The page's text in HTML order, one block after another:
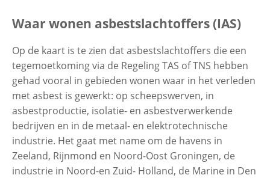
Zoeken
Home
Waar wonen asbestslachtoffers (IAS)
Waar wonen asbestslachtoffers (IAS)
Op de kaart is te zien dat asbestslachtoffers die een
tegemoetkoming via de Regeling TAS of TNS hebben
gehad vooral in gebieden wonen waar in het verleden
met asbest is gewerkt: op scheepswerven, in
asbestproductie, isolatie- en asbestverwerkende
bedrijven en in de metaal- en elektrotechnische
industrie. Het gaat met name om de havens in
Zeeland, Rijnmond en Noord-Oost Groningen, de
industrie in Noord-en Zuid- Holland, de Marine in Den